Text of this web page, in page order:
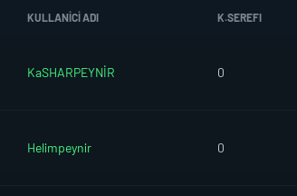
KULLANICI ADI K.SEREFI
KaSHARPEYNİR 0
Helimpeynir 0